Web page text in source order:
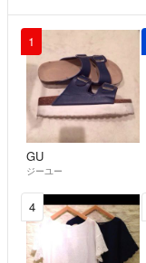
1
GU
ジーユー
4